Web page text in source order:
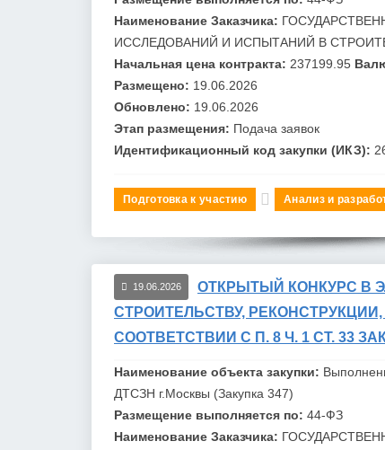
Наименование Заказчика:
ИССЛЕДОВАНИЙ И ИСПЫТАНИЙ В
Начальная цена контракта: 237199.95
Размещено: 19.06.2026
Обновлено: 19.06.2026
Этап размещения: Подача заявок
Идентификационный код закупки (ИКЗ):
Подготовка к участию Анализ и
19.06.2026
ОТКРЫТЫЙ КОНКУРС В
СТРОИТЕЛЬСТВУ,
СООТВЕТСТВИИ С П. 8 Ч. 1 СТ. 33
Наименование объекта закупки:
ДТСЗН г.Москвы (Закупка 347)
Размещение выполняется по: 44-ФЗ
Наименование Заказчика: